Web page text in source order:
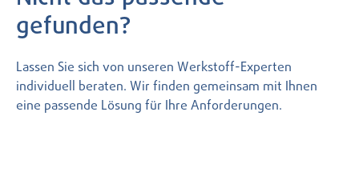
gefunden?
Lassen Sie sich von unseren Werkstoff-Experten
individuell beraten. Wir finden gemeinsam mit Ihnen
eine passende Lösung für Ihre Anforderungen.